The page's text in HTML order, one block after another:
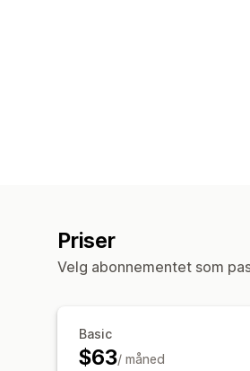
Priser
Velg abonnementet som
Basic
$63/ måned